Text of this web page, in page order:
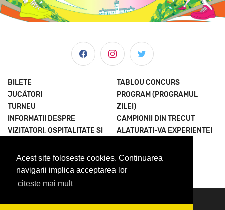
Acest site foloseste cookies. Continuarea
navigarii implica acceptarea lor
citeste mai mult
BILETE
JUCĂTORI
TURNEU
INFORMATII DESPRE
VIZITATORI, OSPITALITATE SI
ȘTIRI & MEDIA
DESPRE NOI
TABLOU CONCURS
PROGRAM (PROGRAMUL
ZILEI)
CAMPIONII DIN TRECUT
ALATURATI-VA EXPERIENTEI
POLITICA
CONFIDENTIALITATE